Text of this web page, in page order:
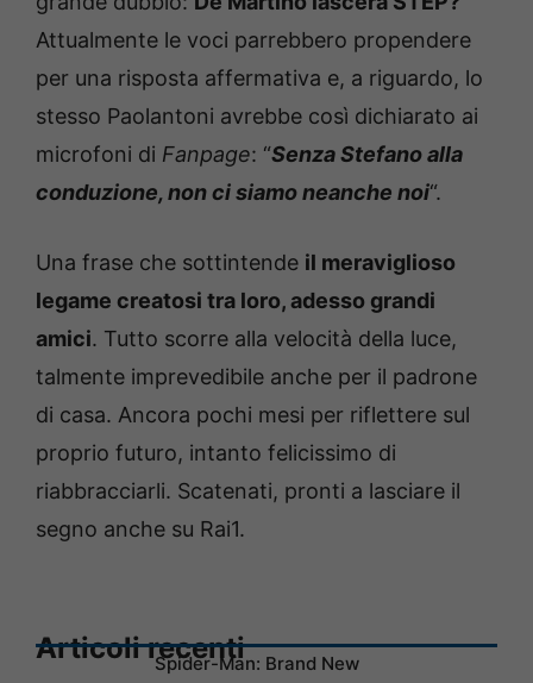
Attualmente le voci parrebbero propendere
per una risposta affermativa e, a riguardo, lo
stesso Paolantoni avrebbe così dichiarato ai
microfoni di Fanpage: “Senza Stefano alla
conduzione, non ci siamo neanche noi“.
Una frase che sottintende il meraviglioso
legame creatosi tra loro, adesso grandi
amici. Tutto scorre alla velocità della luce,
talmente imprevedibile anche per il padrone
di casa. Ancora pochi mesi per riflettere sul
proprio futuro, intanto felicissimo di
riabbracciarli. Scatenati, pronti a lasciare il
segno anche su Rai1.
Articoli recentiSpider-Man: Brand New